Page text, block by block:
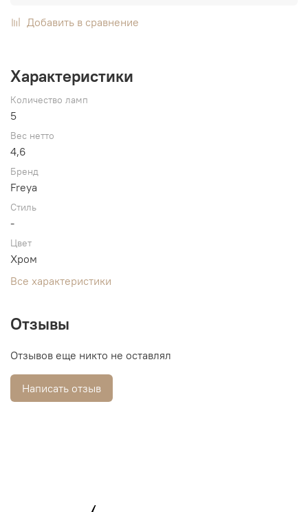
Добавить в сравнение
Характеристики
Количество ламп
5
Вес нетто
4,6
Бренд
Freya
Стиль
-
Цвет
Хром
Все характеристики
Отзывы
Отзывов еще никто не оставлял
Написать отзыв